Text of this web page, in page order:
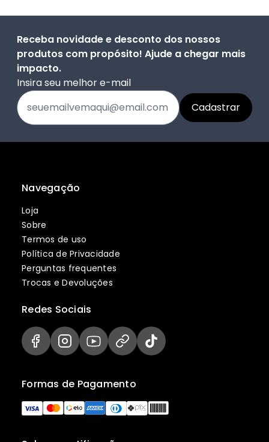
Receba novidade e desconto dos nossos
produtos com propósito! Ajude a chegar mais
impacto.
Insira seu melhor e-mail
Navegação
Loja
Sobre
Termos de uso
Política de Privacidade
Perguntas frequentes
Trocas e Devoluções
Formas de Pagamento
Redes Sociais